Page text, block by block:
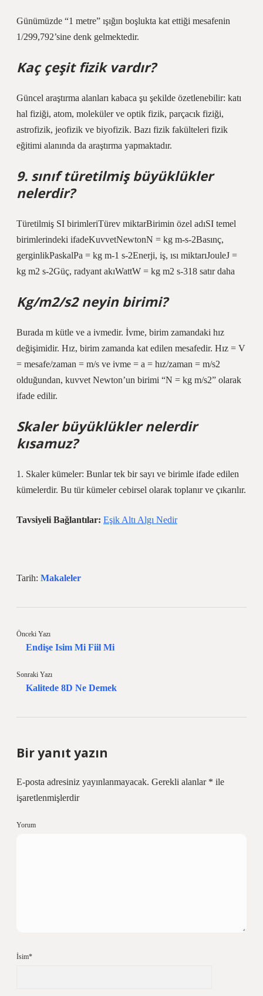
Günümüzde “1 metre” ışığın boşlukta kat ettiği mesafenin
1/299,792’sine denk gelmektedir.
Kaç çeşit fizik vardır?
Güncel araştırma alanları kabaca şu şekilde özetlenebilir: katı
hal fiziği, atom, moleküler ve optik fizik, parçacık fiziği,
astrofizik, jeofizik ve biyofizik. Bazı fizik fakülteleri fizik
eğitimi alanında da araştırma yapmaktadır.
9. sınıf türetilmiş büyüklükler
nelerdir?
Türetilmiş SI birimleriTürev miktarBirimin özel adıSI temel
birimlerindeki ifadeKuvvetNewtonN = kg m-s-2Basınç,
gerginlikPaskalPa = kg m-1 s-2Enerji, iş, ısı miktarıJouleJ =
kg m2 s-2Güç, radyant akıWattW = kg m2 s-318 satır daha
Kg/m2/s2 neyin birimi?
Burada m kütle ve a ivmedir. İvme, birim zamandaki hız
değişimidir. Hız, birim zamanda kat edilen mesafedir. Hız = V
= mesafe/zaman = m/s ve ivme = a = hız/zaman = m/s2
olduğundan, kuvvet Newton’un birimi “N = kg m/s2” olarak
ifade edilir.
Skaler büyüklükler nelerdir
kısamuz?
1. Skaler kümeler: Bunlar tek bir sayı ve birimle ifade edilen
kümelerdir. Bu tür kümeler cebirsel olarak toplanır ve çıkarılır.
Tavsiyeli Bağlantılar: Eşik Altı Algı Nedir
Tarih: Makaleler
Önceki Yazı
Endişe Isim Mi Fiil Mi
Sonraki Yazı
Kalitede 8D Ne Demek
Bir yanıt yazın
E-posta adresiniz yayınlanmayacak. Gerekli alanlar * ile
işaretlenmişlerdir
Yorum
İsim*